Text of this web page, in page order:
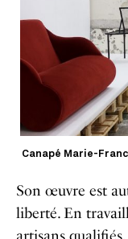
Canapé Marie-
Son œuvre est
liberté. En